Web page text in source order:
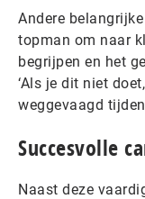
Andere belangrijke
topman om naar
begrijpen en het
‘Als je dit niet
weggevaagd
Succesvolle
Naast deze